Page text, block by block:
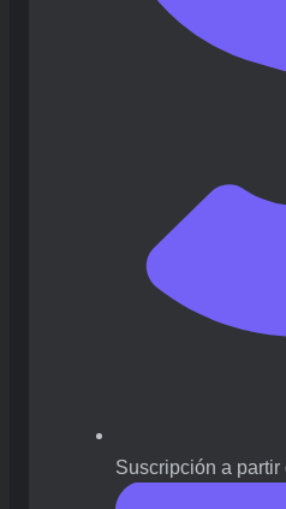
Suscripción a partir